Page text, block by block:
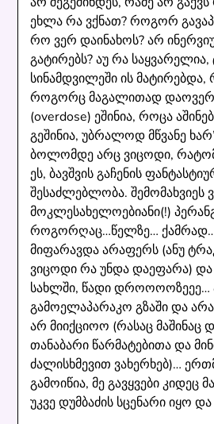
ეხლა რა ვქნათ? როგორ
რო ვერ დაინახოს? არ
გატირებს? აუ რა საყვარელია,
სინამდვილეში ის მატირებდა,
როგორც მაგალითად
(overdose) ეშინია, როცა
გეშინია, უბრალოდ მწვანე
ბოლომდე არც ვიცოდი,
ეს, ბავშვის გაჩენის
შესაძლებლობა. შემომახვიეს
მოკლესახელოებიანი(!)
როგორღაც…წელზე…
მიფარავდა არაფერს (ანუ
ვიცოდი რა უნდა დაეფარა) და
სახლში, წადი დროოოოზეეე…
გამოელაპარაკო გზაში და
არ მიიქციოო (რასაც მაშინაც
თანაბარი წარმატებითა და
ძალისხმევით ვახერხებ)…
გამოიწია, მე გავყვები კიდეც
უკვე დუმბაძის სცენარი იყო